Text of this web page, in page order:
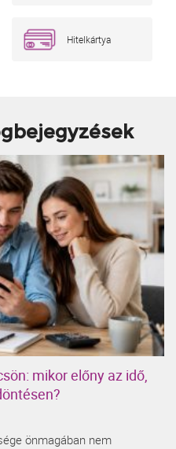
Hitelkártya
mikor előny az idő,
önmagában nem